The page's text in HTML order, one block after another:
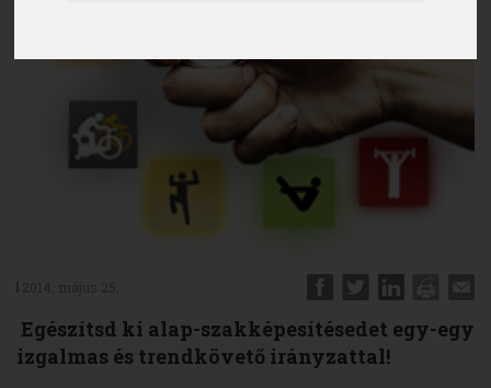
Egészítsd ki alap-szakképesítésedet egy-egy
izgalmas és trendkövető irányzattal!